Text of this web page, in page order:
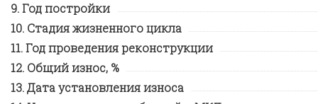
Год постройки
Стадия жизненного цикла
Год проведения реконструкции
Общий износ, %
Дата установления износа